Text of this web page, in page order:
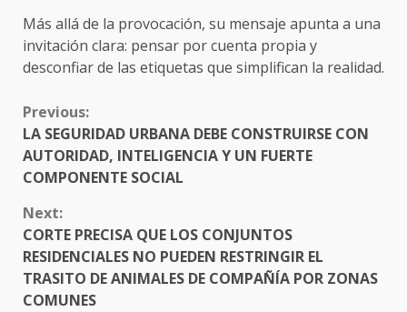
Más allá de la provocación, su mensaje apunta a una
invitación clara: pensar por cuenta propia y
desconfiar de las etiquetas que simplifican la realidad.
CONTINUE
READING
Previous:
LA SEGURIDAD URBANA DEBE CONSTRUIRSE CON
AUTORIDAD, INTELIGENCIA Y UN FUERTE
COMPONENTE SOCIAL
Next:
CORTE PRECISA QUE LOS CONJUNTOS
RESIDENCIALES NO PUEDEN RESTRINGIR EL
TRASITO DE ANIMALES DE COMPAÑÍA POR ZONAS
COMUNES